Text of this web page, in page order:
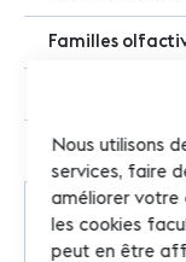
Nous utilisons
services, faire
améliorer votre
les cookies
peut en être
Parfum